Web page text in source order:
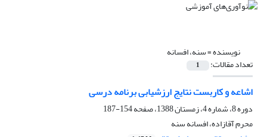
نویسنده =سنه، افسانه
تعداد مقالات: 1
اشاعه و کاربست نتایج ارزشیابی برنامه درسی
دوره 8، شماره 4، زمستان 1388، صفحه
154-187
محرم آقازاده، افسانه سنه